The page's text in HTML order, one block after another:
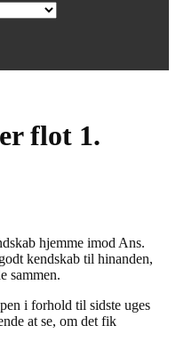
flot 1.
hjemme imod Ans.
kendskab til hinanden,
sammen.
i forhold til sidste uges
at se, om det fik